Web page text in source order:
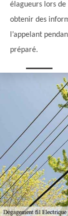
élagueurs lors de
obtenir des
l’appelant
préparé.